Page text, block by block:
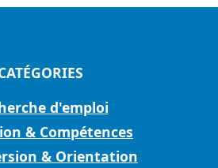
d'emploi
& Compétences
& Orientation